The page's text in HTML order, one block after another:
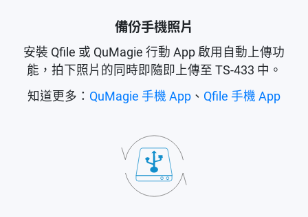
備份手機照片
安裝 Qfile 或 QuMagie 行動 App 啟用自動上傳功
能，拍下照片的同時即隨即上傳至 TS-433 中。
知道更多： QuMagie 手機 App 、 Qfile 手機 App